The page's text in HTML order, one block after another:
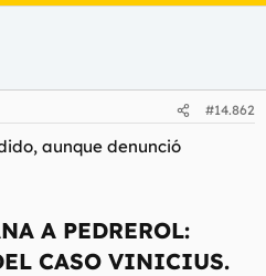
#14.862
aunque denunció
A PEDREROL:
CASO VINICIUS.​